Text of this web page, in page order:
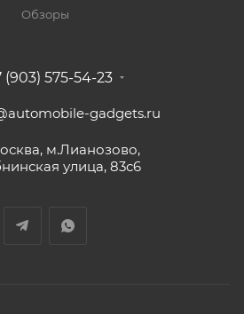
Обзоры
(903) 575-54-23
gadgets.ru
м.Лианозово,
улица, 83с6